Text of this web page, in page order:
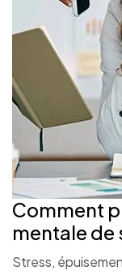
Comment
mentale de
Stress,